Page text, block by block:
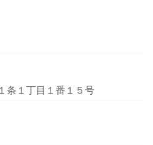
条１丁目１番１５号